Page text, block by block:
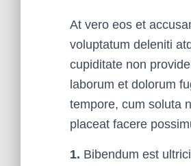
At vero eos et
voluptatum deleniti
cupiditate non
laborum et dolorum
tempore, cum soluta
placeat facere
1. Bibendum est